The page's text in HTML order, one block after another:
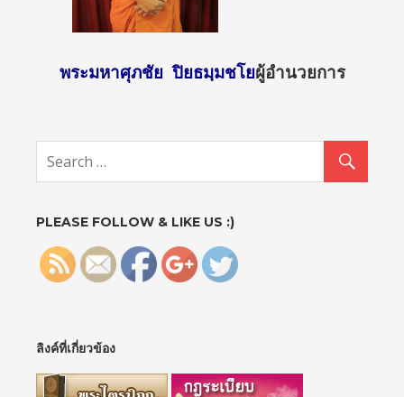
พระมหาศุภชัย ปิยธมฺมชโยผู้อำนวยการ
PLEASE FOLLOW & LIKE US :)
http://sun
ac.th/?
nt_id=131
0">
ลิงค์ที่เกี่ยวข้อง